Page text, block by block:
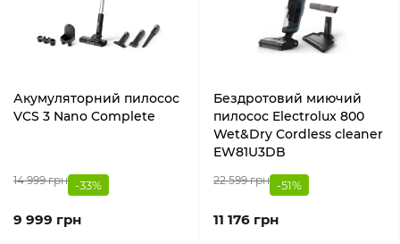
Акумуляторний пилосос
VCS 3 Nano Complete
14 999 грн -33%
9 999 грн
Бездротовий миючий
пилосос Electrolux 800
Wet&Dry Cordless cleaner
EW81U3DB
22 599 грн -51%
11 176 грн